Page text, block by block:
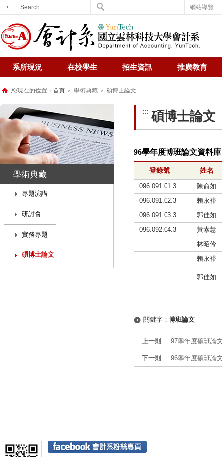
網站導覽
:::
系所現況 在校學生 招生資訊 推廣教育
您現在的位置： 首頁 ＞ 學術典藏 ＞ 碩博士論文
:::
學術典藏
專題演講
研討會
實務專題
碩博士論文
::: 碩博士論文
96學年度博班論文資料庫
登錄號 姓名
096.091.01.3
陳俞如
096.091.02.3
賴永裕
096.091.03.3
郭佳如
096.092.04.3
黃素慧
林昭伶
賴永裕
郭佳如
關鍵字： 博班論文
上一則 97學年度碩班論
下一則 96學年度碩班論
Search